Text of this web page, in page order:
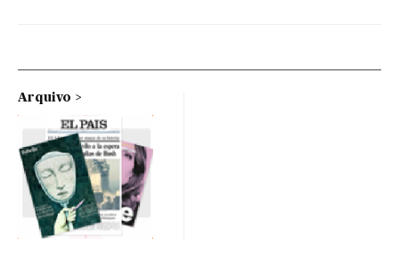
Arquivo